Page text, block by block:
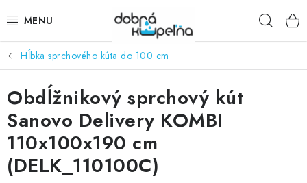
na
SPRCHOVÉ KÚTY
SPRCHOVÉ DVERE
BATÉRIE
VANE
Hĺbka sprchového kúta do 100 cm
Obdĺžnikový sprchový kút
Sanovo Delivery KOMBI
110x100x190 cm
(DELK_110100C)